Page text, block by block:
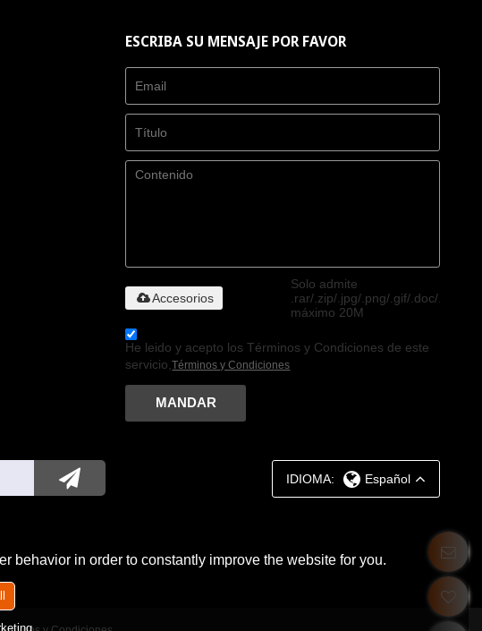
ESCRIBA SU MENSAJE POR FAVOR
Solo admite
.rar/.zip/.jpg/.png/.gif/.doc/.xls/
máximo 20M
Accesorios
He leido y acepto los Términos y Condiciones de este
servicio,Términos y Condiciones
MANDAR
IDIOMA: Español
behavior in order to constantly improve the website for you.